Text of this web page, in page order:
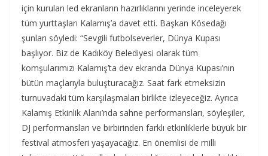
için kurulan led ekranların hazırlıklarını yerinde inceleyerek
tüm yurttaşları Kalamış’a davet etti. Başkan Kösedağı
şunları söyledi: “Sevgili futbolseverler, Dünya Kupası
başlıyor. Biz de Kadıköy Belediyesi olarak tüm
komşularımızı Kalamış’ta dev ekranda Dünya Kupası’nın
bütün maçlarıyla buluşturacağız. Saat fark etmeksizin
turnuvadaki tüm karşılaşmaları birlikte izleyeceğiz. Ayrıca
Kalamış Etkinlik Alanı’nda sahne performansları, söyleşiler,
DJ performansları ve birbirinden farklı etkinliklerle büyük bir
festival atmosferi yaşayacağız. En önemlisi de milli